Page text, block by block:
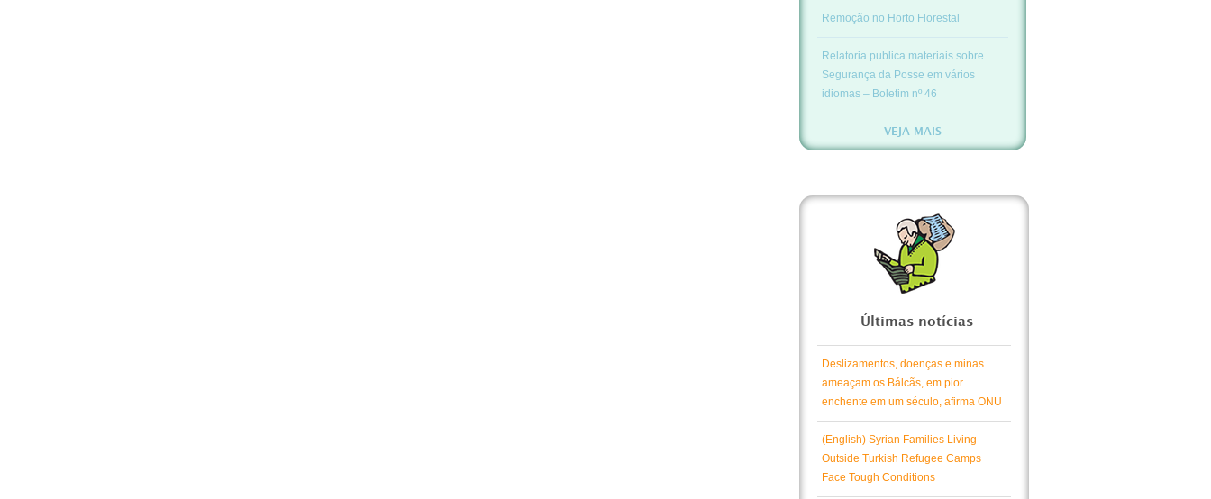
Remoção no Horto Florestal
Relatoria publica materiais sobre
Segurança da Posse em vários
idiomas – Boletim nº 46
VEJA MAIS
Últimas notícias
Deslizamentos, doenças e minas
ameaçam os Bálcãs, em pior
enchente em um século, afirma ONU
(English) Syrian Families Living
Outside Turkish Refugee Camps
Face Tough Conditions